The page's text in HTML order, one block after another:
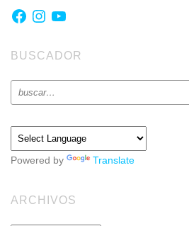
Facebook
Instagram
YouTube
BUSCADOR
Powered by Translate
ARCHIVOS